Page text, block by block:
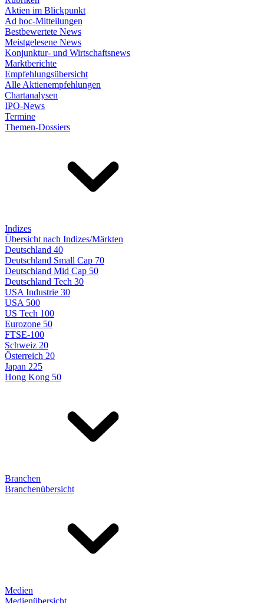
Aktien im Blickpunkt
Ad hoc-Mitteilungen
Bestbewertete News
Meistgelesene News
Konjunktur- und Wirtschaftsnews
Marktberichte
Empfehlungsübersicht
Alle Aktienempfehlungen
Chartanalysen
IPO-News
Termine
Themen-Dossiers
Indizes
Übersicht nach Indizes/Märkten
Deutschland 40
Deutschland Small Cap 70
Deutschland Mid Cap 50
Deutschland Tech 30
USA Industrie 30
USA 500
US Tech 100
Eurozone 50
FTSE-100
Schweiz 20
Österreich 20
Japan 225
Hong Kong 50
Branchen
Branchenübersicht
Medien
Medienübersicht